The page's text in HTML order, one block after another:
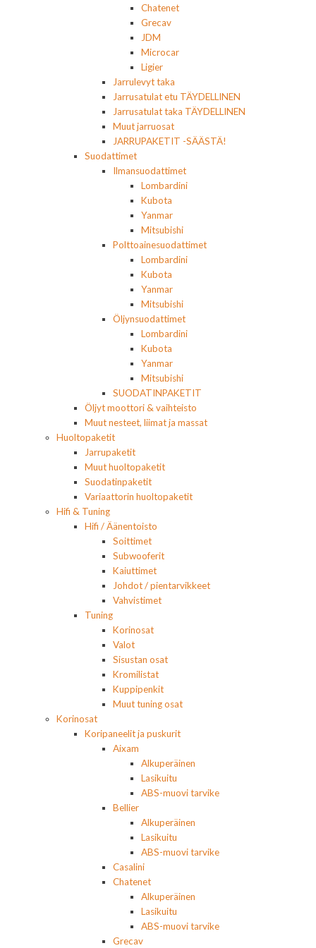
Chatenet
Grecav
JDM
Microcar
Ligier
Jarrulevyt taka
Jarrusatulat etu TÄYDELLINEN
Jarrusatulat taka TÄYDELLINEN
Muut jarruosat
JARRUPAKETIT -SÄÄSTÄ!
Suodattimet
Ilmansuodattimet
Lombardini
Kubota
Yanmar
Mitsubishi
Polttoainesuodattimet
Lombardini
Kubota
Yanmar
Mitsubishi
Öljynsuodattimet
Lombardini
Kubota
Yanmar
Mitsubishi
SUODATINPAKETIT
Öljyt moottori & vaihteisto
Muut nesteet, liimat ja massat
Huoltopaketit
Jarrupaketit
Muut huoltopaketit
Suodatinpaketit
Variaattorin huoltopaketit
Hifi & Tuning
Hifi / Äänentoisto
Soittimet
Subwooferit
Kaiuttimet
Johdot / pientarvikkeet
Vahvistimet
Tuning
Korinosat
Valot
Sisustan osat
Kromilistat
Kuppipenkit
Muut tuning osat
Korinosat
Koripaneelit ja puskurit
Aixam
Alkuperäinen
Lasikuitu
ABS-muovi tarvike
Bellier
Alkuperäinen
Lasikuitu
ABS-muovi tarvike
Casalini
Chatenet
Alkuperäinen
Lasikuitu
ABS-muovi tarvike
Grecav